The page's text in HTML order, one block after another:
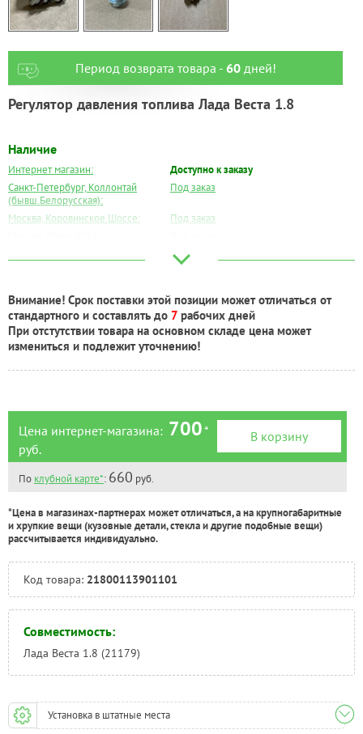
Период возврата товара - 60дней!
Регулятор давления топлива Лада Веста 1.8
Наличие
Интернет магазин:
Доступно к заказу
Санкт-Петербург, Коллонтай
(бывш.Белорусская):
Под заказ
Москва, Коровинское Шоссе:
Под заказ
Под заказ
Самара:
Есть
Тверь:
Под заказ
Тюмень:
Есть
Внимание! Срок поставки этой позиции может отличаться от
стандартного и составлять до 7 рабочих дней
При отстутствии товара на основном складе цена может
измениться и подлежит уточнению!
Цена интернет-магазина: 700*
руб.
В корзину
По клубной карте*: 660 руб.
*Цена в магазинах-партнерах может отличаться, а на крупногабаритные
и хрупкие вещи (кузовные детали, стекла и другие подобные вещи)
рассчитывается индивидуально.
Код товара: 21800113901101
Совместимость:
Лада Веста 1.8 (21179)
Установка в штатные места